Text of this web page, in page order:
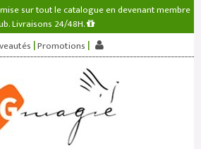
sur tout le catalogue en devenant membre
Livraisons 24/48H.
|Promotions |